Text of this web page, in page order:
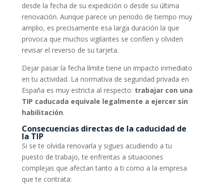
desde la fecha de su expedición o desde su última
renovación. Aunque parece un periodo de tiempo muy
amplio, es precisamente esa larga duración la que
provoca que muchos vigilantes se confíen y olviden
revisar el reverso de su tarjeta.
Dejar pasar la fecha límite tiene un impacto inmediato
en tu actividad. La normativa de seguridad privada en
España es muy estricta al respecto: trabajar con una
TIP caducada equivale legalmente a ejercer sin
habilitación.
Consecuencias directas de la caducidad de
la TIP
Si se te olvida renovarla y sigues acudiendo a tu
puesto de trabajo, te enfrentas a situaciones
complejas que afectan tanto a ti como a la empresa
que te contrata: